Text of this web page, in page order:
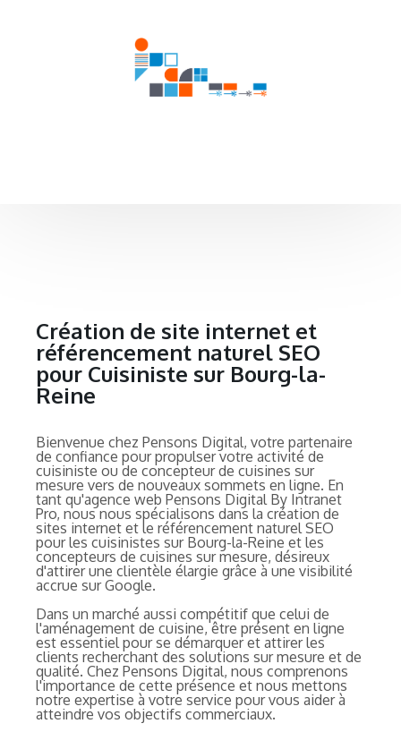
Création de site internet et
référencement naturel SEO
pour Cuisiniste sur Bourg-la-
Reine
Bienvenue chez Pensons Digital, votre partenaire
de confiance pour propulser votre activité de
cuisiniste ou de concepteur de cuisines sur
mesure vers de nouveaux sommets en ligne. En
tant qu'agence web Pensons Digital By Intranet
Pro, nous nous spécialisons dans la création de
sites internet et le référencement naturel SEO
pour les cuisinistes sur Bourg-la-Reine et les
concepteurs de cuisines sur mesure, désireux
d'attirer une clientèle élargie grâce à une visibilité
accrue sur Google.
Dans un marché aussi compétitif que celui de
l'aménagement de cuisine, être présent en ligne
est essentiel pour se démarquer et attirer les
clients recherchant des solutions sur mesure et de
qualité. Chez Pensons Digital, nous comprenons
l'importance de cette présence et nous mettons
notre expertise à votre service pour vous aider à
atteindre vos objectifs commerciaux.